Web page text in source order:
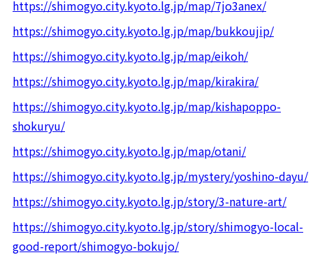
https://shimogyo.city.kyoto.lg.jp/map/7jo3anex/
https://shimogyo.city.kyoto.lg.jp/map/bukkoujip/
https://shimogyo.city.kyoto.lg.jp/map/eikoh/
https://shimogyo.city.kyoto.lg.jp/map/kirakira/
https://shimogyo.city.kyoto.lg.jp/map/kishapoppo-
shokuryu/
https://shimogyo.city.kyoto.lg.jp/map/otani/
https://shimogyo.city.kyoto.lg.jp/mystery/yoshino-dayu/
https://shimogyo.city.kyoto.lg.jp/story/3-nature-art/
https://shimogyo.city.kyoto.lg.jp/story/shimogyo-local-
good-report/shimogyo-bokujo/